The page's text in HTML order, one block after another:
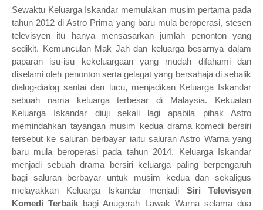
Sewaktu Keluarga Iskandar memulakan musim pertama pada
tahun 2012 di Astro Prima yang baru mula beroperasi, stesen
televisyen itu hanya mensasarkan jumlah penonton yang
sedikit. Kemunculan Mak Jah dan keluarga besarnya dalam
paparan isu-isu kekeluargaan yang mudah difahami dan
diselami oleh penonton serta gelagat yang bersahaja di sebalik
dialog-dialog santai dan lucu, menjadikan Keluarga Iskandar
sebuah nama keluarga terbesar di Malaysia. Kekuatan
Keluarga Iskandar diuji sekali lagi apabila pihak Astro
memindahkan tayangan musim kedua drama komedi bersiri
tersebut ke saluran berbayar iaitu saluran Astro Warna yang
baru mula beroperasi pada tahun 2014. Keluarga Iskandar
menjadi sebuah drama bersiri keluarga paling berpengaruh
bagi saluran berbayar untuk musim kedua dan sekaligus
melayakkan Keluarga Iskandar menjadi Siri Televisyen
Komedi Terbaik bagi Anugerah Lawak Warna selama dua